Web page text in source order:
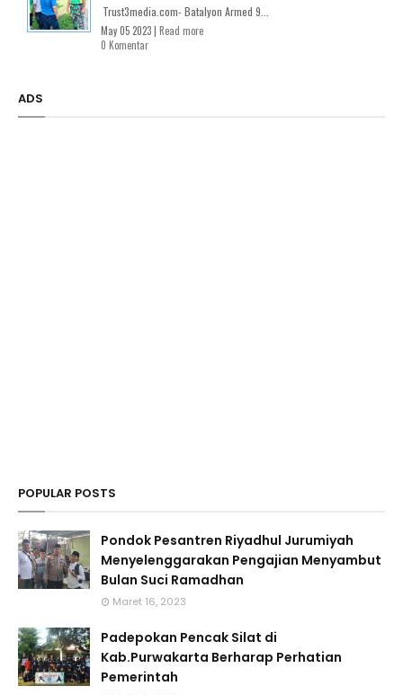
Trust3media.com- Batalyon Armed 9...
May 05 2023 | Read more
0 Komentar
ADS
POPULAR POSTS
Pondok Pesantren Riyadhul Jurumiyah
Menyelenggarakan Pengajian Menyambut
Bulan Suci Ramadhan
Maret 16, 2023
Padepokan Pencak Silat di
Kab.Purwakarta Berharap Perhatian
Pemerintah